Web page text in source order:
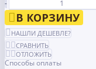
-
В КОРЗИНУ
НАШЛИ ДЕШЕВЛЕ?
СРАВНИТЬ
ОТЛОЖИТЬ
Способы оплаты